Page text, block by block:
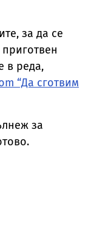
за да се
в реда,
“Да сготвим
за